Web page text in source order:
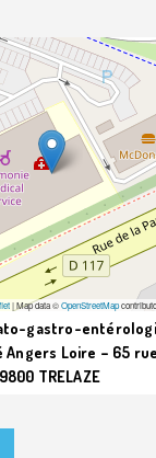
| Map data ©OpenStreetMap
gastro-
Angers Loire – 65
TRELAZE